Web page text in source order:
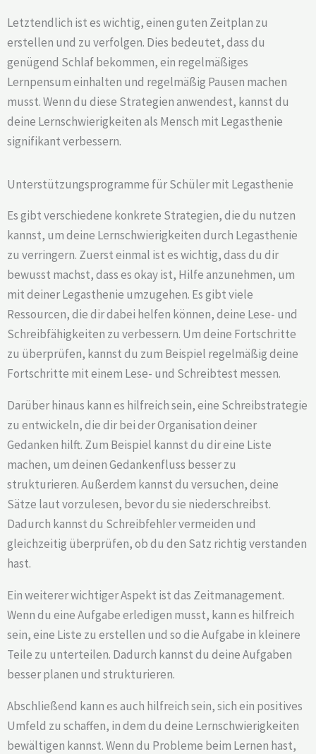
Letztendlich ist es wichtig, einen guten Zeitplan zu
erstellen und zu verfolgen. Dies bedeutet, dass du
genügend Schlaf bekommen, ein regelmäßiges
Lernpensum einhalten und regelmäßig Pausen machen
musst. Wenn du diese Strategien anwendest, kannst du
deine Lernschwierigkeiten als Mensch mit Legasthenie
signifikant verbessern.
Unterstützungsprogramme für Schüler mit Legasthenie
Es gibt verschiedene konkrete Strategien, die du nutzen
kannst, um deine Lernschwierigkeiten durch Legasthenie
zu verringern. Zuerst einmal ist es wichtig, dass du dir
bewusst machst, dass es okay ist, Hilfe anzunehmen, um
mit deiner Legasthenie umzugehen. Es gibt viele
Ressourcen, die dir dabei helfen können, deine Lese- und
Schreibfähigkeiten zu verbessern. Um deine Fortschritte
zu überprüfen, kannst du zum Beispiel regelmäßig deine
Fortschritte mit einem Lese- und Schreibtest messen.
Darüber hinaus kann es hilfreich sein, eine Schreibstrategie
zu entwickeln, die dir bei der Organisation deiner
Gedanken hilft. Zum Beispiel kannst du dir eine Liste
machen, um deinen Gedankenfluss besser zu
strukturieren. Außerdem kannst du versuchen, deine
Sätze laut vorzulesen, bevor du sie niederschreibst.
Dadurch kannst du Schreibfehler vermeiden und
gleichzeitig überprüfen, ob du den Satz richtig verstanden
hast.
Ein weiterer wichtiger Aspekt ist das Zeitmanagement.
Wenn du eine Aufgabe erledigen musst, kann es hilfreich
sein, eine Liste zu erstellen und so die Aufgabe in kleinere
Teile zu unterteilen. Dadurch kannst du deine Aufgaben
besser planen und strukturieren.
Abschließend kann es auch hilfreich sein, sich ein positives
Umfeld zu schaffen, in dem du deine Lernschwierigkeiten
bewältigen kannst. Wenn du Probleme beim Lernen hast,